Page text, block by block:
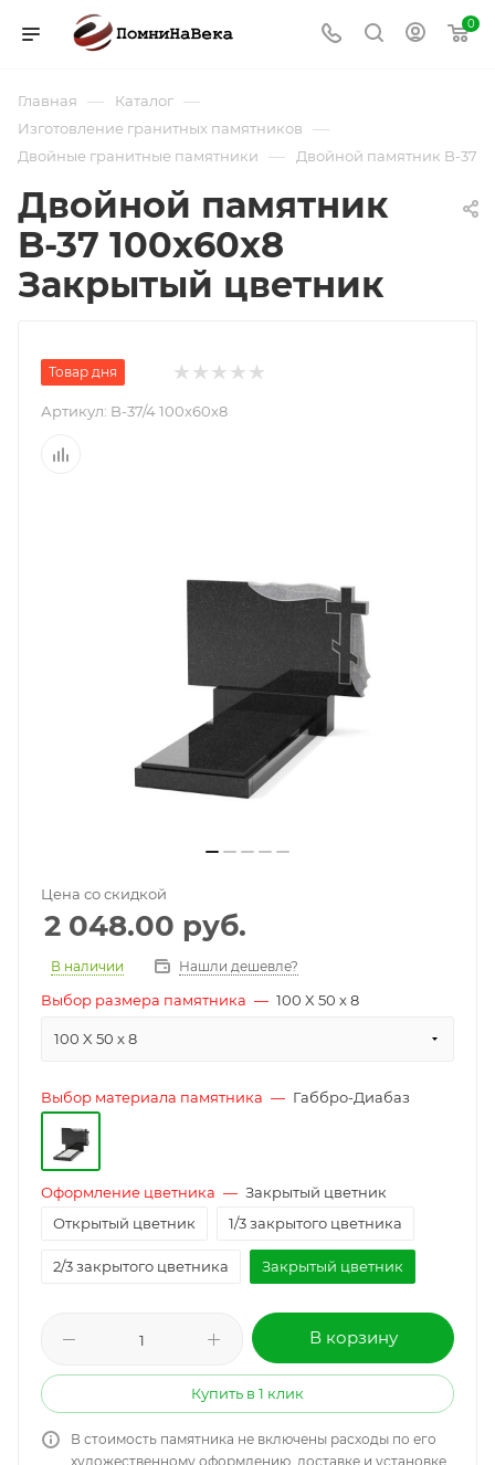
0
Главная — Каталог —
Изготовление гранитных памятников —
Двойные гранитные памятники — Двойной памятник B-37
Двойной памятник
B-37 100х60х8
Закрытый цветник
Товар дня
Артикул: B-37/4 100х60х8
Цена со скидкой
2 048.00 руб.
В наличии Нашли дешевле?
Выбор размера памятника — 100 X 50 x 8
100 X 50 x 8
Выбор материала памятника — Габбро-Диабаз
Оформление цветника — Закрытый цветник
Открытый цветник
1/3 закрытого цветника
2/3 закрытого цветника Закрытый цветник
В корзину
Купить в 1 клик
В стоимость памятника не включены расходы по его
художественному оформлению, доставке и установке